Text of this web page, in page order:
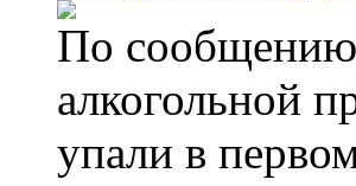
По сообщению
алкогольной
упали в